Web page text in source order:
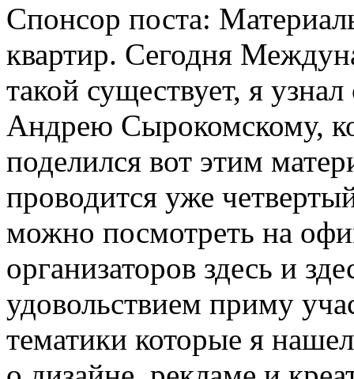
Спонсор поста:
квартир. Сегодня
такой существует, я
Андрею Сырокомскому,
поделился вот этим
проводится уже
можно посмотреть на
организаторов здесь и
удовольствием приму
тематики которые я